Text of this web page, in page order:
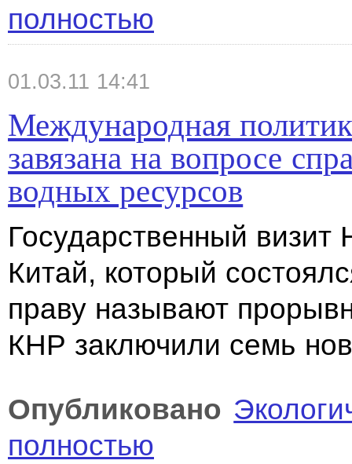
полностью
01.03.11 14:41
Международная
завязана на вопросе
водных ресурсов
Государственный
Китай, который
праву называют
КНР заключили семь
Опубликовано
полностью